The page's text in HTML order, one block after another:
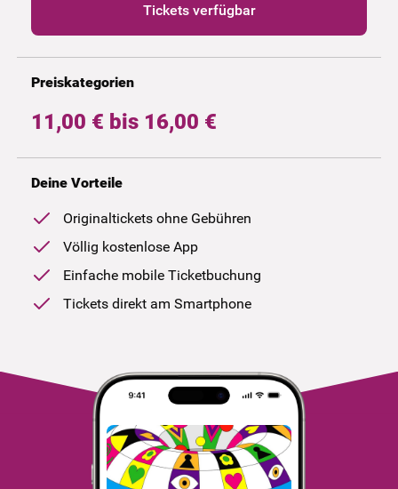
Tickets verfügbar
Preiskategorien
11,00 € bis 16,00 €
Deine Vorteile
Originaltickets ohne Gebühren
Völlig kostenlose App
Einfache mobile Ticketbuchung
Tickets direkt am Smartphone